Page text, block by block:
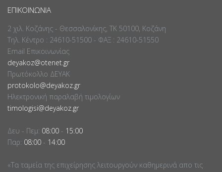
ΕΠΙΚΟΙΝΩΝΊΑ
2 χιλ. Κοζάνης - Θεσσαλονίκης, ΤΚ 50100, Κοζάνη
Τηλ. Κέντρο : 24610-51500 - ΦΑΞ : 24610-51550
Email Επικοινωνίας
deyakoz@otenet.gr
Πρωτόκολλο ΔΕΥΑΚ
protokolo@deyakoz.gr
Ηλεκτρονική παραλαβή τιμολογίων
timologisi@deyakoz.gr
Δευ - Πεμ: 08:00 - 15:00
Παρ: 08:00 - 14:00
«Τα ταμεία της επιχείρησης λειτουργούν καθημερινά απο τις